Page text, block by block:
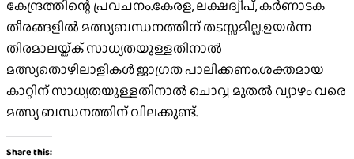
കേന്ദ്രത്തിന്റെ പ്രവചനം.കേരള, ലക്ഷദ്വീപ്, കർണാടക
തീരങ്ങളിൽ മത്സ്യബന്ധനത്തിന് തടസ്സമില്ല.ഉയർന്ന
തിരമാലയ്ക്ക് സാധ്യതയുള്ളതിനാൽ
മത്സ്യതൊഴിലാളികൾ ജാഗ്രത പാലിക്കണം.ശക്തമായ
കാറ്റിന് സാധ്യതയുള്ളതിനാൽ ചൊവ്വ മുതൽ വ്യാഴം വരെ
മത്സ്യ ബന്ധനത്തിന് വിലക്കുണ്ട്.
Share this: